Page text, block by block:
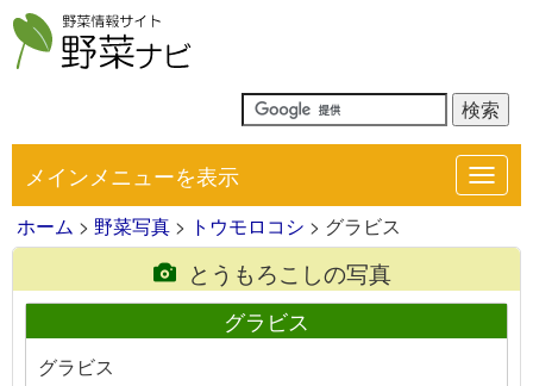
メインメニューを表示
ホーム > 野菜写真 > トウモロコシ > グラビス
とうもろこしの写真
グラビス
グラビス